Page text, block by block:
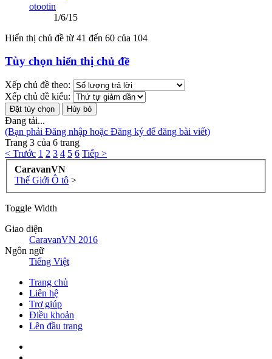
otootin
1/6/15
Hiển thị chủ đề từ 41 đến 60 của 104
Tùy chọn hiển thị chủ đề
Xếp chủ đề theo:
Xếp chủ đề kiểu:
Đang tải...
(Bạn phải Đăng nhập hoặc Đăng ký để đăng bài viết)
Trang 3 của 6 trang
< Trước 1 2 3 4 5 6 Tiếp >
CaravanVN
Thế Giới Ô tô >
Toggle Width
Giao diện
CaravanVN 2016
Ngôn ngữ
Tiếng Việt
Trang chủ
Liên hệ
Trợ giúp
Điều khoản
Lên đầu trang